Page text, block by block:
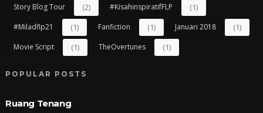
Story Blog Tour (2) #kisahinspiratifFLP (1)
#miladflp21 (1) Fanfiction (1) Januari 2018 (1)
Movie Script (1) TheOvertunes (1)
POPULAR POSTS
Ruang Tenang